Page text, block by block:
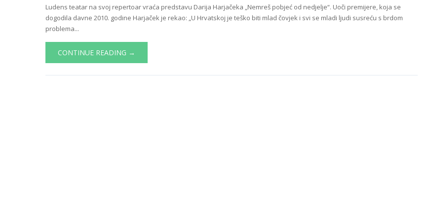
Ludens teatar na svoj repertoar vraća predstavu Darija Harjačeka „Nemreš pobjeć od nedjelje“. Uoči premijere, koja se
dogodila davne 2010. godine Harjaček je rekao: „U Hrvatskoj je teško biti mlad čovjek i svi se mladi ljudi susreću s brdom
problema...
CONTINUE READING →